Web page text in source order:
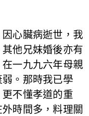
心臟病逝世，我
他兄妹婚後亦有
一九九六年母親
。那時我已學
不懂孝道的重
時間多，料理關